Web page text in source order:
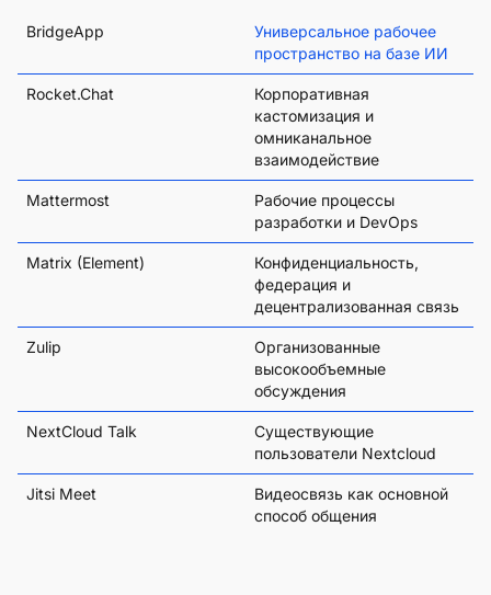
BridgeApp
Универсальное рабочее
пространство на базе ИИ
Rocket.Chat
Корпоративная
кастомизация и
омниканальное
взаимодействие
Mattermost
Рабочие процессы
разработки и DevOps
Matrix (Element)
Конфиденциальность,
федерация и
децентрализованная связь
Zulip
Организованные
высокообъемные
обсуждения
NextCloud Talk
Существующие
пользователи Nextcloud
Jitsi Meet
Видеосвязь как основной
способ общения